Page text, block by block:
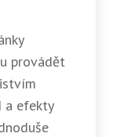
provádět
a efekty